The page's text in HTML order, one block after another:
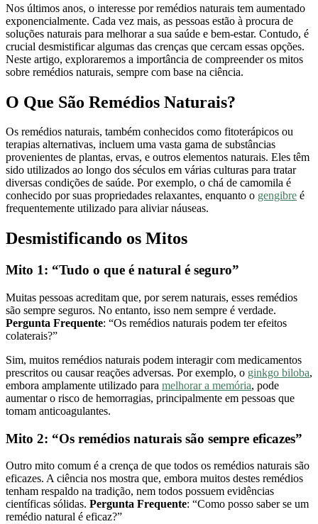
Nos últimos anos, o interesse por remédios naturais tem aumentado
exponencialmente. Cada vez mais, as pessoas estão à procura de
soluções naturais para melhorar a sua saúde e bem-estar. Contudo, é
crucial desmistificar algumas das crenças que cercam essas opções.
Neste artigo, exploraremos a importância de compreender os mitos
sobre remédios naturais, sempre com base na ciência.
O Que São Remédios Naturais?
Os remédios naturais, também conhecidos como fitoterápicos ou
terapias alternativas, incluem uma vasta gama de substâncias
provenientes de plantas, ervas, e outros elementos naturais. Eles têm
sido utilizados ao longo dos séculos em várias culturas para tratar
diversas condições de saúde. Por exemplo, o chá de camomila é
conhecido por suas propriedades relaxantes, enquanto o gengibre é
frequentemente utilizado para aliviar náuseas.
Desmistificando os Mitos
Mito 1: “Tudo o que é natural é seguro”
Muitas pessoas acreditam que, por serem naturais, esses remédios
são sempre seguros. No entanto, isso nem sempre é verdade.
Pergunta Frequente: “Os remédios naturais podem ter efeitos
colaterais?”
Sim, muitos remédios naturais podem interagir com medicamentos
prescritos ou causar reações adversas. Por exemplo, o ginkgo biloba,
embora amplamente utilizado para melhorar a memória, pode
aumentar o risco de hemorragias, principalmente em pessoas que
tomam anticoagulantes.
Mito 2: “Os remédios naturais são sempre eficazes”
Outro mito comum é a crença de que todos os remédios naturais são
eficazes. A ciência nos mostra que, embora muitos destes remédios
tenham respaldo na tradição, nem todos possuem evidências
científicas sólidas. Pergunta Frequente: “Como posso saber se um
remédio natural é eficaz?”